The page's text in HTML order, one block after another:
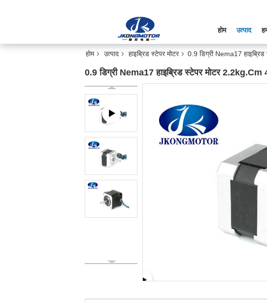
होम उत्पाद
होम उत्पाद हाइब्रिड स्टेपर मोटर 0.9 डिग्री Nema17
0.9 डिग्री Nema17 हाइब्रिड स्टेपर मोटर